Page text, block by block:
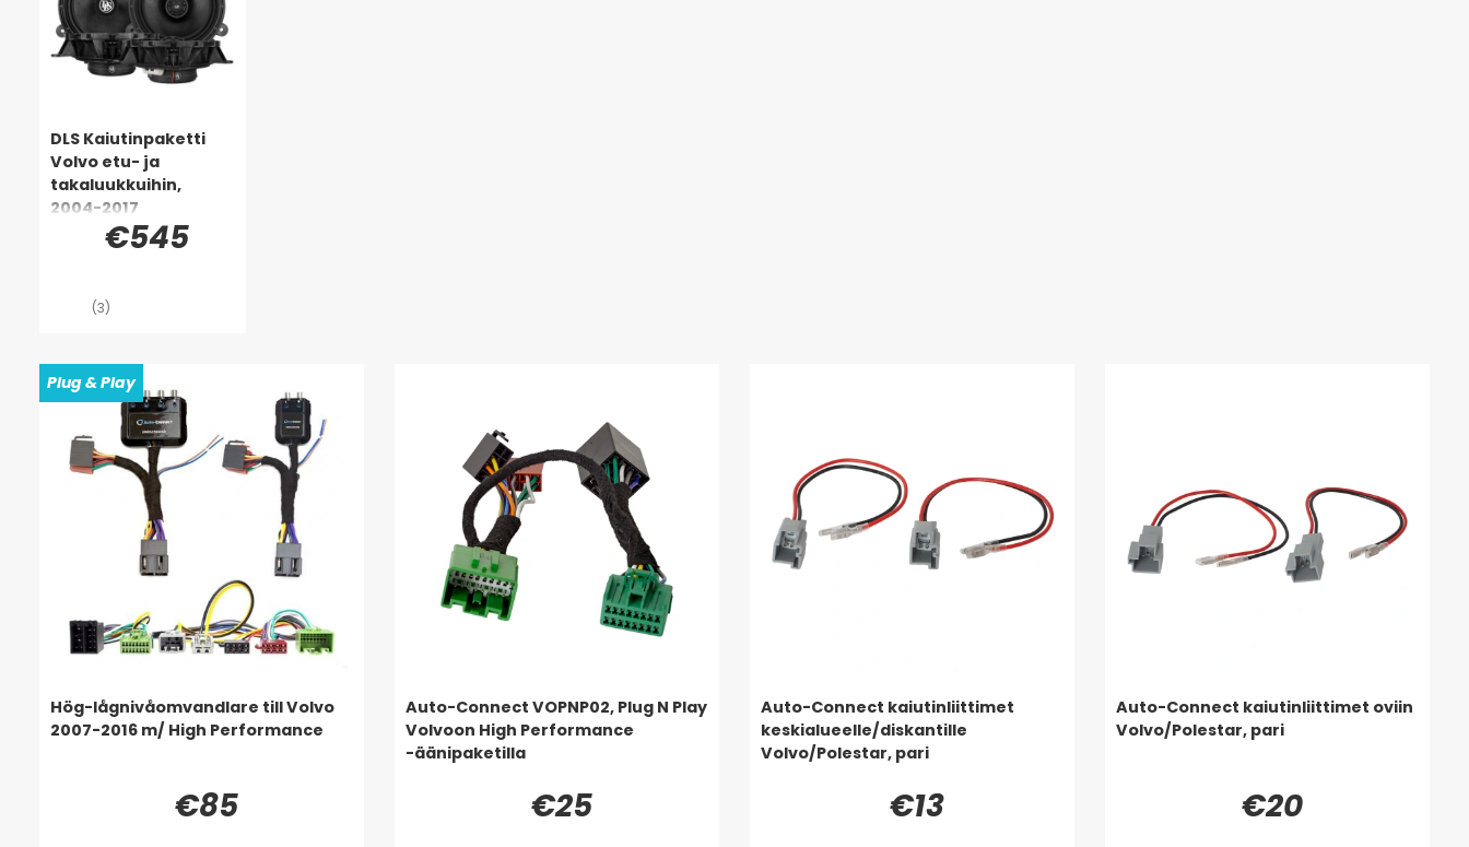
DLS Kaiutinpaketti
Volvo etu- ja
takaluukkuihin,
2004-2017
€545
(3)
Plug & Play
Hög-lågnivåomvandlare till Volvo
2007-2016 m/ High Performance
€85
Auto-Connect VOPNP02, Plug N Play
Volvoon High Performance
-äänipaketilla
€25
Auto-Connect kaiutinliittimet
keskialueelle/diskantille
Volvo/Polestar, pari
€13
Auto-Connect kaiutinliittimet oviin
Volvo/Polestar, pari
€20